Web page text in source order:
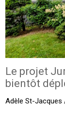
Le projet
bientôt
Adèle St-Jacques